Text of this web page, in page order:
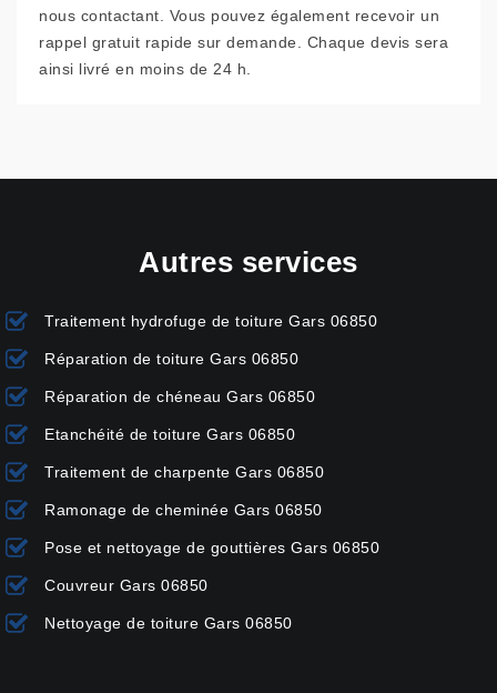
nous contactant. Vous pouvez également recevoir un
rappel gratuit rapide sur demande. Chaque devis sera
ainsi livré en moins de 24 h.
Autres services
Traitement hydrofuge de toiture Gars 06850
Réparation de toiture Gars 06850
Réparation de chéneau Gars 06850
Etanchéité de toiture Gars 06850
Traitement de charpente Gars 06850
Ramonage de cheminée Gars 06850
Pose et nettoyage de gouttières Gars 06850
Couvreur Gars 06850
Nettoyage de toiture Gars 06850